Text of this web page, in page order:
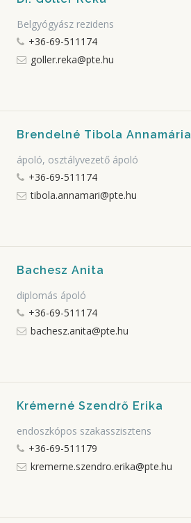
Belgyógyász rezidens
+36-69-511174
goller.reka@pte.hu
Brendelné Tibola Annamária
ápoló, osztályvezető ápoló
+36-69-511174
tibola.annamari@pte.hu
Bachesz Anita
diplomás ápoló
+36-69-511174
bachesz.anita@pte.hu
Krémerné Szendrő Erika
endoszkópos szakasszisztens
+36-69-511179
kremerne.szendro.erika@pte.hu